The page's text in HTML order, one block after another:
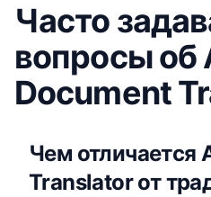
Часто
вопросы об
Document
Чем отличается
Translator от